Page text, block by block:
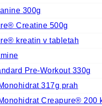
300g
Creatine 500g
kreatin v tabletah
Pre-Workout 330g
317g prah
Creapure® 200